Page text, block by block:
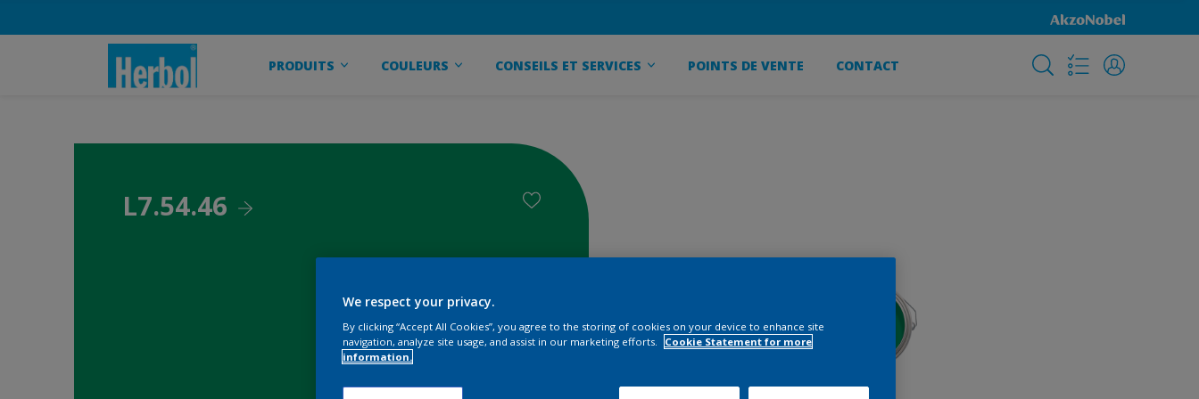
PRODUITS COULEURS CONSEILS ET SERVICES POINTS DE VENTE CONTACT
L7.54.46
We respect your privacy.
By clicking “Accept All Cookies”, you agree to the storing of cookies on your device to enhance site
navigation, analyze site usage, and assist in our marketing efforts.
Cookie Statement for more
information.